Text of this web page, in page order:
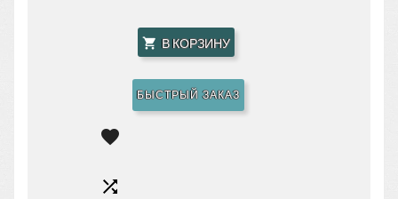
 В КОРЗИНУ
БЫСТРЫЙ ЗАКАЗ

